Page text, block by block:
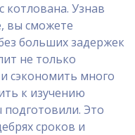
котлована. Узнав
вы сможете
больших задержек
не только
сэкономить много
к изучению
Это
сроков и